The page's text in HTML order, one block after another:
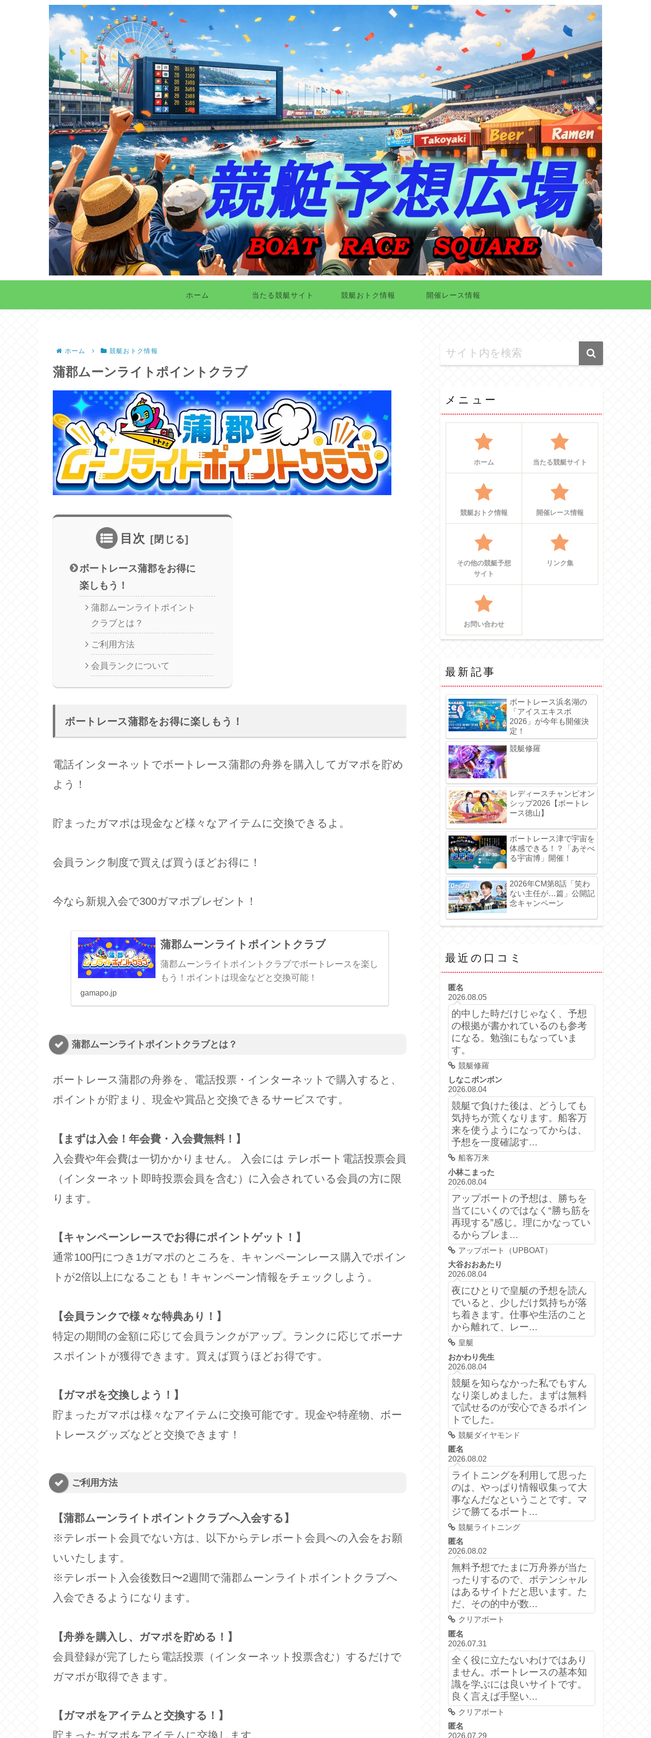
ホーム 当たる競艇サイト 競艇おトク情報 開催レース情報
ホーム 競艇おトク情報
蒲郡ムーンライトポイントクラブ
目次
ボートレース蒲郡をお得に
楽しもう！
蒲郡ムーンライトポイント
クラブとは？
ご利用方法
会員ランクについて
ボートレース蒲郡をお得に楽しもう！
電話インターネットでボートレース蒲郡の舟券を購入してガマポを貯め
よう！
貯まったガマポは現金など様々なアイテムに交換できるよ。
会員ランク制度で買えば買うほどお得に！
今なら新規入会で300ガマポプレゼント！
蒲郡ムーンライトポイントクラブ
蒲郡ムーンライトポイントクラブでボートレースを楽し
もう！ポイントは現金などと交換可能！
gamapo.jp
蒲郡ムーンライトポイントクラブとは？
ボートレース蒲郡の舟券を、電話投票・インターネットで購入すると、
ポイントが貯まり、現金や賞品と交換できるサービスです。
【まずは入会！年会費・入会費無料！】
入会費や年会費は一切かかりません。 入会には テレボート電話投票会員
（インターネット即時投票会員を含む）に入会されている会員の方に限
ります。
【キャンペーンレースでお得にポイントゲット！】
通常100円につき1ガマポのところを、キャンペーンレース購入でポイン
トが2倍以上になることも！キャンペーン情報をチェックしよう。
【会員ランクで様々な特典あり！】
特定の期間の金額に応じて会員ランクがアップ。ランクに応じてボーナ
スポイントが獲得できます。買えば買うほどお得です。
【ガマポを交換しよう！】
貯まったガマポは様々なアイテムに交換可能です。現金や特産物、ボー
トレースグッズなどと交換できます！
ご利用方法
【蒲郡ムーンライトポイントクラブへ入会する】
※テレボート会員でない方は、以下からテレボート会員への入会をお願
いいたします。
※テレボート入会後数日〜2週間で蒲郡ムーンライトポイントクラブへ
入会できるようになります。
【舟券を購入し、ガマポを貯める！】
会員登録が完了したら電話投票（インターネット投票含む）するだけで
ガマポが取得できます。
【ガマポをアイテムと交換する！】
貯まったガマポをアイテムに交換します。
メニュー
ホーム 当たる競艇サイト
競艇おトク情報 開催レース情報
その他の競艇予想
サイト
リンク集
お問い合わせ
最新記事
ボートレース浜名湖の
「アイスエキスポ
2026」が今年も開催決
定！
競艇修羅
レディースチャンピオン
シップ2026【ボートレ
ース徳山】
ボートレース津で宇宙を
体感できる！？「あそべ
る宇宙博」開催！
2026年CM第8話「笑わ
ない主任が…篇」公開記
念キャンペーン
最近の口コミ
匿名
2026.08.05
的中した時だけじゃなく、予想
の根拠が書かれているのも参考
になる。勉強にもなっていま
す。
競艇修羅
しなこボンボン
2026.08.04
競艇で負けた後は、どうしても
気持ちが荒くなります。船客万
来を使うようになってからは、
予想を一度確認す...
船客万来
小林こまった
2026.08.04
アップボートの予想は、勝ちを
当てにいくのではなく“勝ち筋を
再現する”感じ。理にかなってい
るからブレま...
アップボート（UPBOAT）
大谷おおあたり
2026.08.04
夜にひとりで皇艇の予想を読ん
でいると、少しだけ気持ちが落
ち着きます。仕事や生活のこと
から離れて、レー...
皇艇
おかわり先生
2026.08.04
競艇を知らなかった私でもすん
なり楽しめました。まずは無料
で試せるのが安心できるポイン
トでした。
競艇ダイヤモンド
匿名
2026.08.02
ライトニングを利用して思った
のは、やっぱり情報収集って大
事なんだなということです。マ
ジで勝てるボート...
競艇ライトニング
匿名
2026.08.02
無料予想でたまに万舟券が当た
ったりするので、ポテンシャル
はあるサイトだと思います。た
だ、その的中が数...
クリアボート
匿名
2026.07.31
全く役に立たないわけではあり
ません。ボートレースの基本知
識を学ぶには良いサイトです。
良く言えば手堅い...
クリアボート
匿名
2026.07.29